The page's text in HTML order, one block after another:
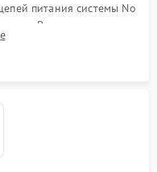
питания системы No
Ремонт или замена
алгоритмов.